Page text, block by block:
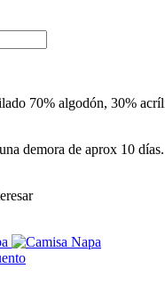
70% algodón, 30%
demora de aprox 10 días.